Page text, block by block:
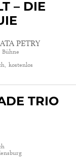
– DIE
PETRY
Bühne
kostenlos
TRIO